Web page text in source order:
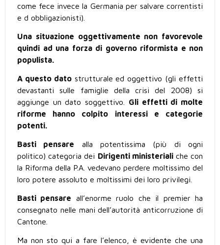
come fece invece la Germania per salvare correntisti
e d obbligazionisti).
Una situazione oggettivamente non favorevole
quindi ad una forza di governo riformista e non
populista.
A questo datostrutturale ed oggettivo (gli effetti
devastanti sulle famiglie della crisi del 2008) si
aggiunge un dato soggettivo. Gli effetti di molte
riforme hanno colpito interessi e categorie
potenti.
Basti pensare alla potentissima (più di ogni
politico) categoria dei Dirigenti ministerialiche con
la Riforma della P.A. vedevano perdere moltissimo del
loro potere assoluto e moltissimi dei loro privilegi.
Basti pensare all’enorme ruolo che il premier ha
consegnato nelle mani dell’autorità anticorruzione di
Cantone.
Ma non sto qui a fare l’elenco, è evidente che una